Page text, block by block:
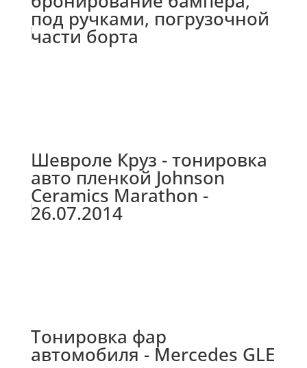
под ручками, погрузочной
части борта
Шевроле Круз - тонировка
авто пленкой Johnson
Ceramics Marathon -
26.07.2014
Тонировка фар
автомобиля - Mercedes GLE